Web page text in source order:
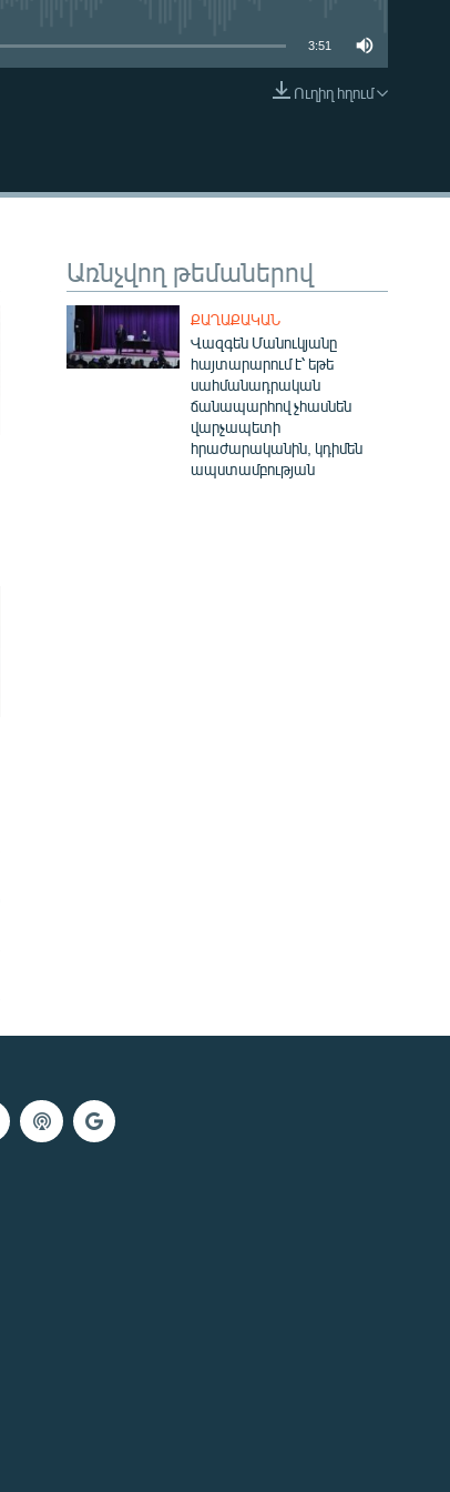
EMBED
3:51
Ուղիղ հղում
Առնչվող թեմաներով
ՔԱՂԱՔԱԿԱՆ
Վազգեն Մանուկյանը
հայտարարում է՝ եթե
սահմանադրական
ճանապարհով չհասնեն
վարչապետի
հրաժարականին, կդիմեն
ապստամբության